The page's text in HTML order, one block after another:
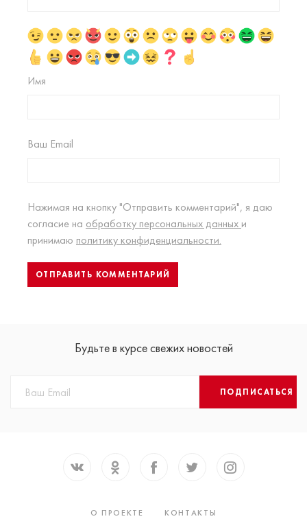
Имя
Ваш Email
Нажимая на кнопку "Отправить комментарий", я даю
согласие на обработку персональных данных и
принимаю политику конфиденциальности.
Будьте в курсе свежих новостей
ПОДПИСАТЬСЯ
О ПРОЕКТЕ
КОНТАКТЫ